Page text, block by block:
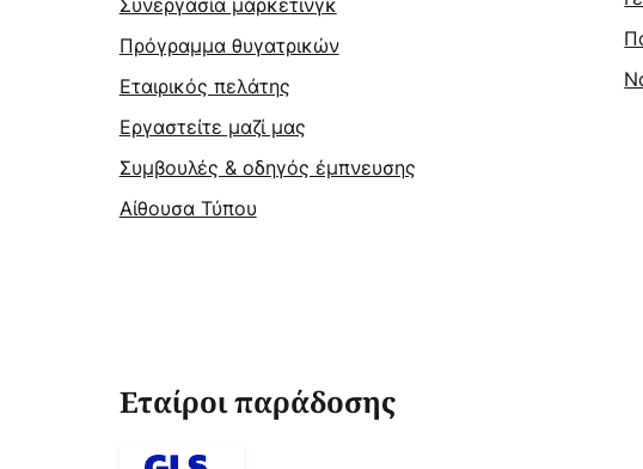
Πρόγραμμα θυγατρικών
Εταιρικός πελάτης
Εργαστείτε μαζί μας
Συμβουλές & οδηγός έμπνευσης
Αίθουσα Τύπου
Εταίροι παράδοσης